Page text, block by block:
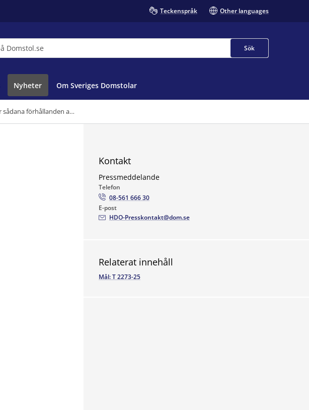
Teckenspråk Other languages
Sök
Nyheter Om Sveriges Domstolar
Fråga om en betalning av en konkursgäldenärs skuld har skett under sådana förhållanden att pengarna ska anses höra till konkursboet
Kontakt
Pressmeddelande
Telefon
08-561 666 30
E-post
HDO-Presskontakt@dom.se
Relaterat innehåll
Mål: T 2273-25